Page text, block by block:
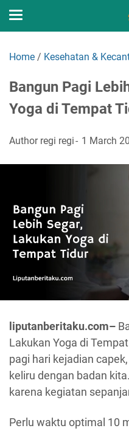
Home / Kesehatan &
Bangun Pagi
Yoga di Tempat
Author regi regi 1 March
liputanberitaku.com–
Lakukan Yoga di
pagi hari kejadian
keliru dengan badan
karena kegiatan
Perlu waktu optimal 10